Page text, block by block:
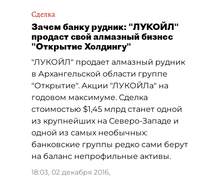
Сделка
Зачем банку рудник: "ЛУКОЙЛ"
продаст свой алмазный бизнес
"Открытие Холдингу"
"ЛУКОЙЛ" продает алмазный рудник
в Архангельской области группе
"Открытие". Акции "ЛУКОЙЛа" на
годовом максимуме. Сделка
стоимостью $1,45 млрд станет одной
из крупнейших на Северо-Западе и
одной из самых необычных:
банковские группы редко сами берут
на баланс непрофильные активы.
18:03, 02 декабря 2016,